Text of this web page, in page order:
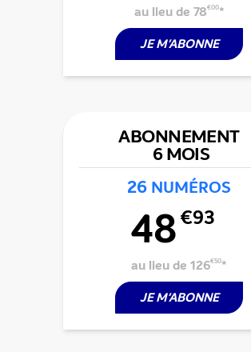
au lieu de 78€00*
JE M'ABONNE
ABONNEMENT
6 MOIS
26 NUMÉROS
48€93
au lieu de 126€50*
JE M'ABONNE